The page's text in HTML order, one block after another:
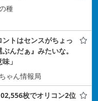
種
トはセンスがちょっ
んだぁ』みたいな。
」
ゃん情報局
枚でオリコン2位